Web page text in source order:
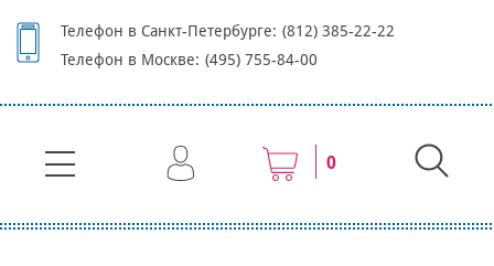
Телефон в Санкт-Петербурге: (812) 385-22-22
Телефон в Москве: (495) 755-84-00
0